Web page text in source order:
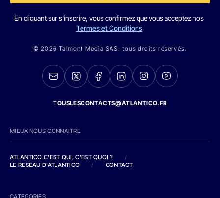
En cliquant sur s'inscrire, vous confirmez que vous acceptez nos
Termes et Conditions
© 2026 Talmont Media SAS. tous droits réservés.
TOUSLESCONTACTS@ATLANTICO.FR
MIEUX NOUS CONNAITRE
ATLANTICO C'EST QUI, C'EST QUOI ?
/
LE RESEAU D'ATLANTICO
/ CONTACT
CATEGORIES